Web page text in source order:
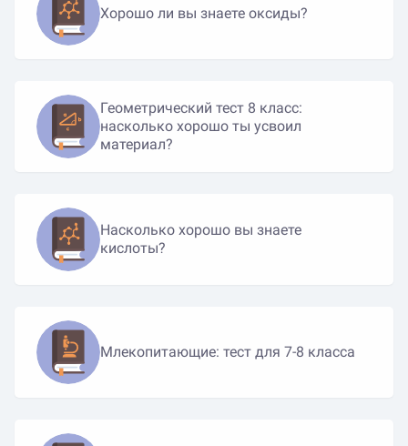
Хорошо ли вы знаете оксиды?
Геометрический тест 8 класс:
насколько хорошо ты усвоил
материал?
Насколько хорошо вы знаете
кислоты?
Млекопитающие: тест для 7-8 класса